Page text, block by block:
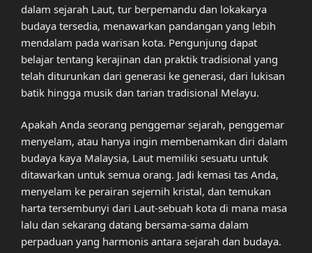
dalam sejarah Laut, tur berpemandu dan lokakarya
budaya tersedia, menawarkan pandangan yang lebih
mendalam pada warisan kota. Pengunjung dapat
belajar tentang kerajinan dan praktik tradisional yang
telah diturunkan dari generasi ke generasi, dari lukisan
batik hingga musik dan tarian tradisional Melayu.
Apakah Anda seorang penggemar sejarah, penggemar
menyelam, atau hanya ingin membenamkan diri dalam
budaya kaya Malaysia, Laut memiliki sesuatu untuk
ditawarkan untuk semua orang. Jadi kemasi tas Anda,
menyelam ke perairan sejernih kristal, dan temukan
harta tersembunyi dari Laut-sebuah kota di mana masa
lalu dan sekarang datang bersama-sama dalam
perpaduan yang harmonis antara sejarah dan budaya.